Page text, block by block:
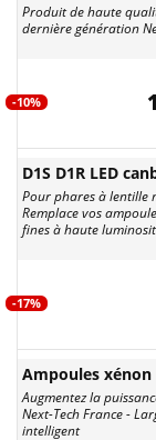
Produit de haute
dernière génération
-10%
D1S D1R LED
Pour phares à lentille
Remplace vos
fines à haute
-17%
Ampoules xénon
Augmentez la
Next-Tech France -
intelligent